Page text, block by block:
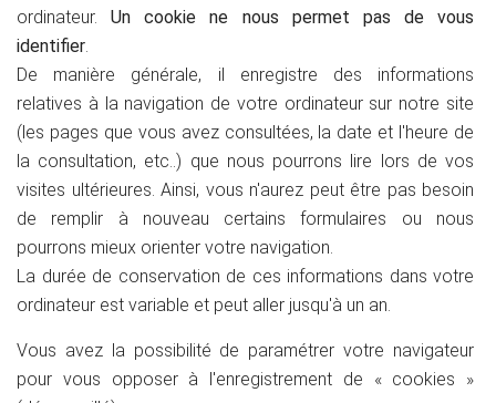
ordinateur.Un cookie ne nous permet pas de vous
identifier.
De manière générale, il enregistre des informations
relatives à la navigation de votre ordinateur sur notre site
(les pages que vous avez consultées, la date et l'heure de
la consultation, etc..) que nous pourrons lire lors de vos
visites ultérieures. Ainsi, vous n'aurez peut être pas besoin
de remplir à nouveau certains formulaires ou nous
pourrons mieux orienter votre navigation.
La durée de conservation de ces informations dans votre
ordinateur est variable et peut aller jusqu'à un an.
Vous avez la possibilité de paramétrer votre navigateur
pour vous opposer à l'enregistrement de « cookies »